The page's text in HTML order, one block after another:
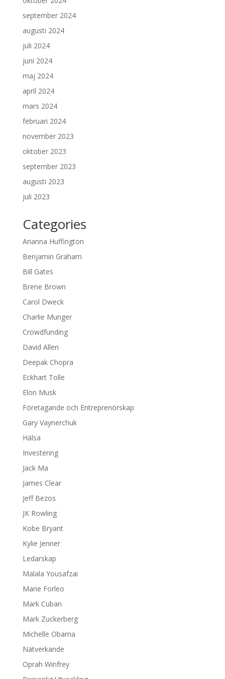
september 2024
augusti 2024
juli 2024
juni 2024
maj 2024
april 2024
mars 2024
februari 2024
november 2023
oktober 2023
september 2023
augusti 2023
juli 2023
Categories
Arianna Huffington
Benjamin Graham
Bill Gates
Brene Brown
Carol Dweck
Charlie Munger
Crowdfunding
David Allen
Deepak Chopra
Eckhart Tolle
Elon Musk
Företagande och Entreprenörskap
Gary Vaynerchuk
Hälsa
Investering
Jack Ma
James Clear
Jeff Bezos
JK Rowling
Kobe Bryant
Kylie Jenner
Ledarskap
Malala Yousafzai
Marie Forleo
Mark Cuban
Mark Zuckerberg
Michelle Obama
Nätverkande
Oprah Winfrey